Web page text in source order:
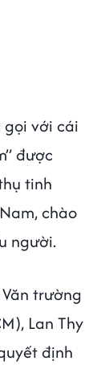
gọi với cái
được
tinh
chào
người.
trường
Lan Thy
định